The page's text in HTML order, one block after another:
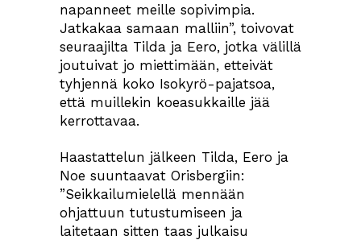
napanneet meille sopivimpia.
Jatkakaa samaan malliin”, toivovat
seuraajilta Tilda ja Eero, jotka välillä
joutuivat jo miettimään, etteivät
tyhjennä koko Isokyrö-pajatsoa,
että muillekin koeasukkaille jää
kerrottavaa.
Haastattelun jälkeen Tilda, Eero ja
Noe suuntaavat Orisbergiin:
”Seikkailumielellä mennään
ohjattuun tutustumiseen ja
laitetaan sitten taas julkaisu